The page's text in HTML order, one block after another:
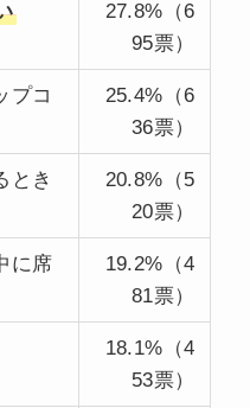
27.8%（6
95票）
プコ
25.4%（6
36票）
とき
20.8%（5
20票）
に席
19.2%（4
81票）
18.1%（4
53票）